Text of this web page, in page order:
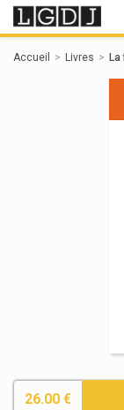
Accueil Livres
26.00 €
Panneau de